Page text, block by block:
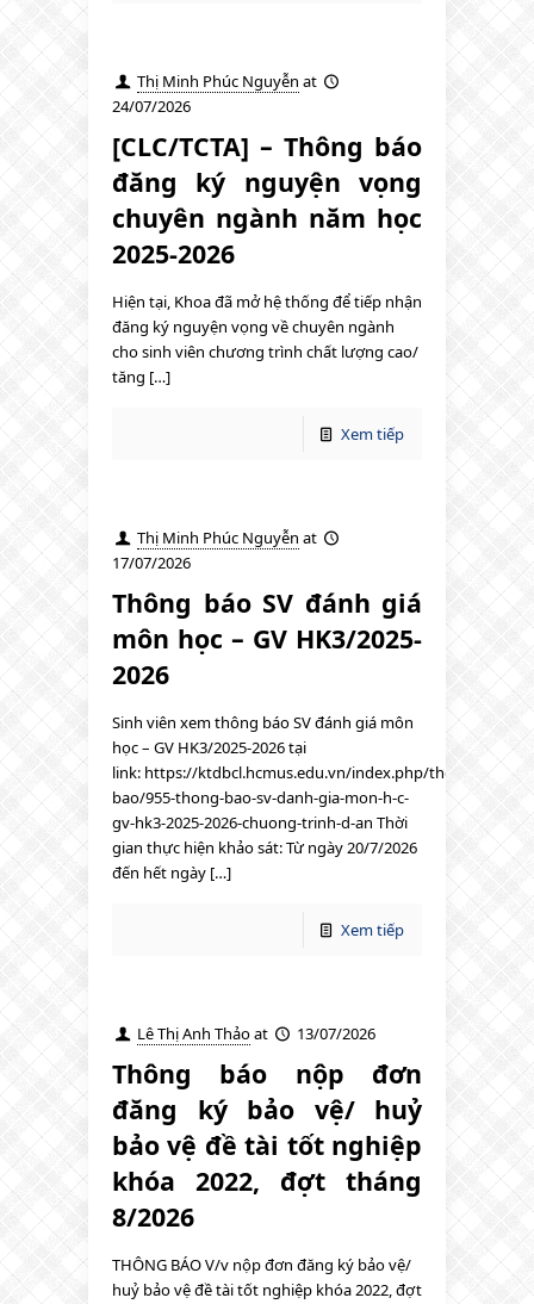
Thị Minh Phúc Nguyễn at
24/07/2026
[CLC/TCTA] – Thông báo
đăng ký nguyện vọng
chuyên ngành năm học
2025-2026
Hiện tại, Khoa đã mở hệ thống để tiếp nhận
đăng ký nguyện vọng về chuyên ngành
cho sinh viên chương trình chất lượng cao/
tăng […]
Xem tiếp
Thị Minh Phúc Nguyễn at
17/07/2026
Thông báo SV đánh giá
môn học – GV HK3/2025-
2026
Sinh viên xem thông báo SV đánh giá môn
học – GV HK3/2025-2026 tại
link: https://ktdbcl.hcmus.edu.vn/index.php/thong-
bao/955-thong-bao-sv-danh-gia-mon-h-c-
gv-hk3-2025-2026-chuong-trinh-d-an Thời
gian thực hiện khảo sát: Từ ngày 20/7/2026
đến hết ngày […]
Xem tiếp
Lê Thị Anh Thảoat 13/07/2026
Thông báo nộp đơn
đăng ký bảo vệ/ huỷ
bảo vệ đề tài tốt nghiệp
khóa 2022, đợt tháng
8/2026
THÔNG BÁO V/v nộp đơn đăng ký bảo vệ/
huỷ bảo vệ đề tài tốt nghiệp khóa 2022, đợt